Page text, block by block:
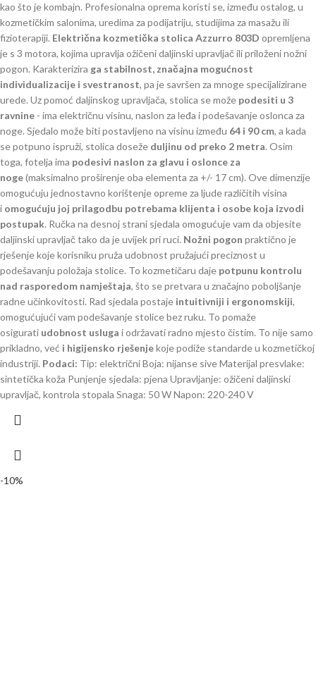
kao što je kombajn. Profesionalna oprema koristi se, između ostalog, u
kozmetičkim salonima, uredima za podijatriju, studijima za masažu ili
fizioterapiji. Električna kozmetička stolica Azzurro 803D opremljena
je s 3 motora, kojima upravlja ožičeni daljinski upravljač ili priloženi nožni
pogon. Karakterizira ga stabilnost, značajna mogućnost
individualizacije i svestranost, pa je savršen za mnoge specijalizirane
urede. Uz pomoć daljinskog upravljača, stolica se može podesiti u 3
ravnine - ima električnu visinu, naslon za leđa i podešavanje oslonca za
noge. Sjedalo može biti postavljeno na visinu između 64 i 90 cm, a kada
se potpuno ispruži, stolica doseže duljinu od preko 2 metra. Osim
toga, fotelja ima podesivi naslon za glavu i oslonce za
noge(maksimalno proširenje oba elementa za +/- 17 cm). Ove dimenzije
omogućuju jednostavno korištenje opreme za ljude različitih visina
i omogućuju joj prilagodbu potrebama klijenta i osobe koja izvodi
postupak. Ručka na desnoj strani sjedala omogućuje vam da objesite
daljinski upravljač tako da je uvijek pri ruci. Nožni pogon praktično je
rješenje koje korisniku pruža udobnost pružajući preciznost u
podešavanju položaja stolice. To kozmetičaru daje potpunu kontrolu
nad rasporedom namještaja, što se pretvara u značajno poboljšanje
radne učinkovitosti. Rad sjedala postaje intuitivniji i ergonomskiji,
omogućujući vam podešavanje stolice bez ruku. To pomaže
osigurati udobnost usluga i održavati radno mjesto čistim. To nije samo
prikladno, već i higijensko rješenjekoje podiže standarde u kozmetičkoj
industriji. Podaci: Tip: električni Boja: nijanse sive Materijal presvlake:
sintetička koža Punjenje sjedala: pjena Upravljanje: ožičeni daljinski
upravljač, kontrola stopala Snaga: 50 W Napon: 220-240 V
-10%